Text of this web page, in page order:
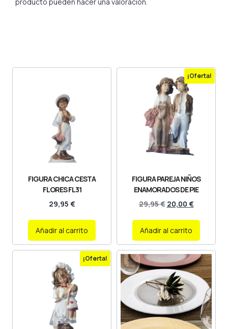
FIGURA CHICA CESTA
FLORES FL31
29,95 €
Añadir al carrito
¡Oferta!
FIGURA PAREJA NIÑOS
ENAMORADOS DE PIE
29,95€ 20,00 €
Añadir al carrito
¡Oferta!